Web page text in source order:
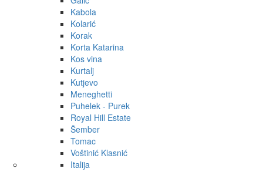
Kabola
Kolarić
Korak
Korta Katarina
Kos vina
Kurtalj
Kutjevo
Meneghetti
Puhelek - Purek
Royal Hill Estate
Šember
Tomac
Voštinić Klasnić
Italija